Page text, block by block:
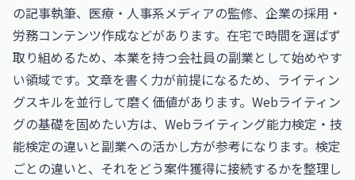
の記事執筆、医療・人事系メディアの監修、企業の採用・
労務コンテンツ作成などがあります。在宅で時間を選ばず
取り組めるため、本業を持つ会社員の副業として始めやす
い領域です。文章を書く力が前提になるため、ライティン
グスキルを並行して磨く価値があります。Webライティン
グの基礎を固めたい方は、 Webライティング能力検定・技
能検定の違いと副業への活かし方が参考になります。検定
ごとの違いと、それをどう案件獲得に接続するかを整理し